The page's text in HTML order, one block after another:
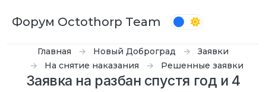
Форум Octothorp Team
Главная Новый Доброград
Заявки
На снятие наказания
Решенные заявки
Заявка на разбан спустя год и 4